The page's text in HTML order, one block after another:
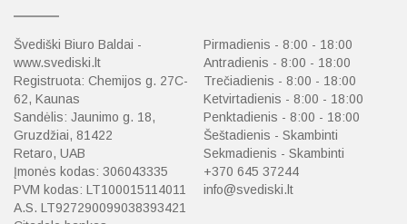
Švediški Biuro Baldai -
www.svediski.lt
Registruota: Chemijos g. 27C-
62, Kaunas
Sandėlis: Jaunimo g. 18,
Gruzdžiai, 81422
Retaro, UAB
Įmonės kodas: 306043335
PVM kodas: LT100015114011
A.S. LT927290099038393421
Pirmadienis - 8:00 - 18:00
Antradienis - 8:00 - 18:00
Trečiadienis - 8:00 - 18:00
Ketvirtadienis - 8:00 - 18:00
Penktadienis - 8:00 - 18:00
Šeštadienis - Skambinti
Sekmadienis - Skambinti
+370 645 37244
info@svediski.lt